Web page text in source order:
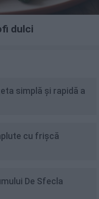
dulci
simplă și rapidă a
cu frișcă
De Sfecla